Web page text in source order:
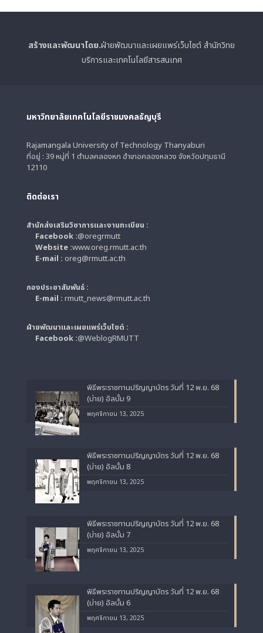
สร้างและพัฒนาโดย.ฝ่ายพัฒนาและเผยแพร่เว็บไซต์ สำนักวิทย
บริการและเทคโนโลยีสารสนเทศ
มหาวิทยาลัยเทคโนโลยีราชมงคลธัญบุรี
Rajamangala University of Technology Thanyaburi
ที่อยู่ : 39 หมู่ที่ 1 ตำบลคลองหก อำเภอคลองหลวง จังหวัดปทุมธานี
12110
ติดต่อเรา
สำนักส่งเสริมวิชาการและงานทะเบียน :
Facebook :@oregrmutt
Website :www.oreg.rmutt.ac.th
E-mail : oreg@rmutt.ac.th
กองประชาสัมพันธ์ :
E-mail : rmutt_news@rmutt.ac.th
ฝ่ายพัฒนาและเผยแพร่เว็บไซต์ :
Facebook :@WeblogRMUTT
พิธีพระราชทานปริญญาบัตร วันที่ 12 พ.ย. 68
(บ่าย) อัลบั้ม 9
พฤศจิกายน 13, 2025
พิธีพระราชทานปริญญาบัตร วันที่ 12 พ.ย. 68
(บ่าย) อัลบั้ม 8
พฤศจิกายน 13, 2025
พิธีพระราชทานปริญญาบัตร วันที่ 12 พ.ย. 68
(บ่าย) อัลบั้ม 7
พฤศจิกายน 13, 2025
พิธีพระราชทานปริญญาบัตร วันที่ 12 พ.ย. 68
(บ่าย) อัลบั้ม 6
พฤศจิกายน 13, 2025